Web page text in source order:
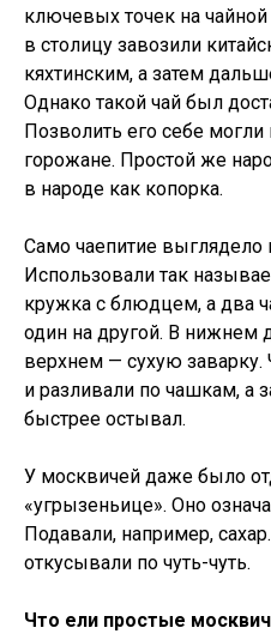
ключевых точек на
в столицу завозили
кяхтинским, а затем
Однако такой чай был
Позволить его себе
горожане. Простой же
в народе как копорка.
Само чаепитие выглядело
Использовали так
кружка с блюдцем, а два
один на другой. В нижнем
верхнем — сухую заварку.
и разливали по чашкам, а
быстрее остывал.
У москвичей даже было
«угрызеньице». Оно
Подавали, например,
откусывали по чуть-чуть.
Что ели простые